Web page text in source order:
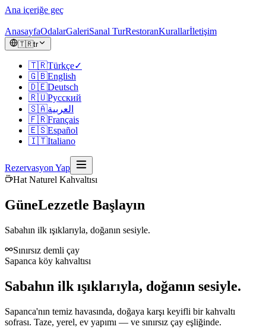
Ana içeriğe geç
AnasayfaOdalarGaleriSanal TurRestoranKurallarİletişim
🇹🇷tr
🇹🇷Türkçe✓
🇬🇧English
🇩🇪Deutsch
🇷🇺Русский
🇸🇦العربية
🇫🇷Français
🇪🇸Español
🇮🇹Italiano
Rezervasyon Yap
Hat Naturel Kahvaltısı
GüneLezzetle Başlayın
Sabahın ilk ışıklarıyla, doğanın sesiyle.
Sınırsız demli çay
Sapanca köy kahvaltısı
Sabahın ilk ışıklarıyla, doğanın sesiyle.
Sapanca'nın temiz havasında, doğaya karşı keyifli bir kahvaltı
sofrası. Taze, yerel, ev yapımı — ve sınırsız çay eşliğinde.